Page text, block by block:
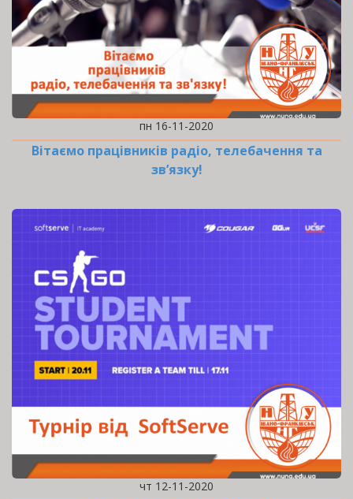
пн 16-11-2020
Вітаємо працівників радіо, телебачення та
зв’язку!
чт 12-11-2020